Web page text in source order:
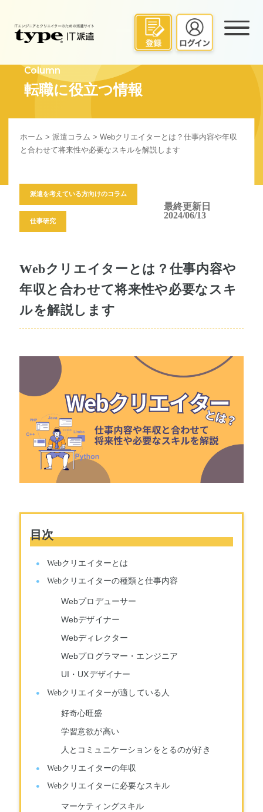
Column
転職に役立つ情報
ホーム >派遣コラム > Webクリエイターとは？仕事内容や年収
と合わせて将来性や必要なスキルを解説します
派遣を考えている方向けのコラム
仕事研究
最終更新日
2024/06/13
Webクリエイターとは？仕事内容や
年収と合わせて将来性や必要なスキ
ルを解説します
目次
Webクリエイターとは
Webクリエイターの種類と仕事内容
Webプロデューサー
Webデザイナー
Webディレクター
Webプログラマー・エンジニア
UI・UXデザイナー
Webクリエイターが適している人
好奇心旺盛
学習意欲が高い
人とコミュニケーションをとるのが好き
Webクリエイターの年収
Webクリエイターに必要なスキル
マーケティングスキル